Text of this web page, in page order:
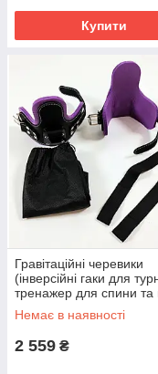
Купити
Гравітаційні черевики
(інверсійні гаки для
тренажер для спини та
OSPORT Medium (OF-
Фіолетовий
Немає в наявності
2 559 ₴